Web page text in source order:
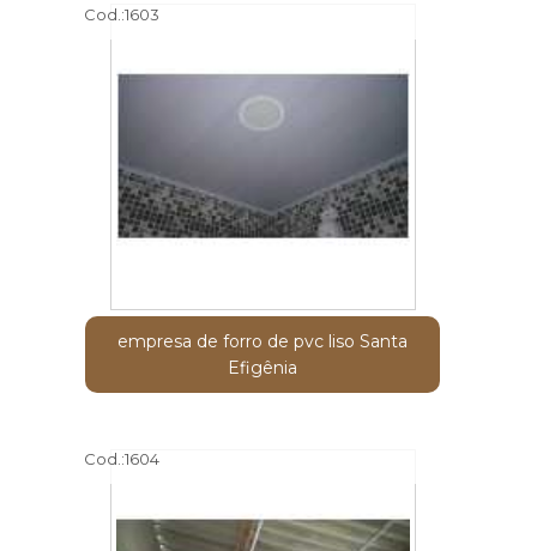
Cod.:1603
empresa de forro de pvc liso Santa
Efigênia
Cod.:1604